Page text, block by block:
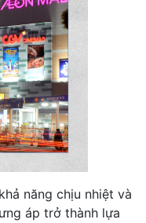
năng chịu nhiệt và
áp trở thành lựa